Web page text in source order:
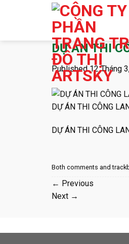
DỰ ÁN THI
Published12 Tháng
DỰ ÁN THI CÔNG
DỰ ÁN THI CÔNG
Both comments and
← Previous
Next →